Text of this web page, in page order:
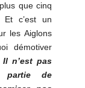
que cinq
Et c’est un
les Aiglons
démotiver
Il n’est pas
partie de